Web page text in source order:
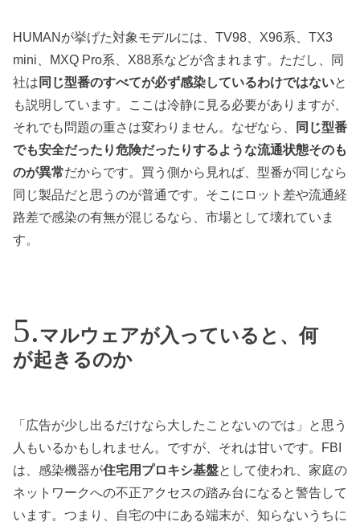
HUMANが挙げた対象モデルには、TV98、X96系、TX3
mini、MXQ Pro系、X88系などが含まれます。ただし、同
社は 同じ型番のすべてが必ず感染しているわけではないと
も説明しています。ここは冷静に見る必要がありますが、
それでも問題の重さは変わりません。なぜなら、
同じ型番
でも安全だったり危険だったりするような流通状態そのも
のが異常だからです。買う側から見れば、型番が同じなら
同じ製品だと思うのが普通です。そこにロット差や流通経
路差で感染の有無が混じるなら、市場として壊れていま
す。
マルウェアが入っていると、何
が起きるのか
「広告が少し出るだけなら大したことないのでは」と思う
人もいるかもしれません。ですが、それは甘いです。FBI
は、感染機器が住宅用プロキシ基盤として使われ、家庭の
ネットワークへの不正アクセスの踏み台になると警告して
います。つまり、自宅の中にある端末が、知らないうちに